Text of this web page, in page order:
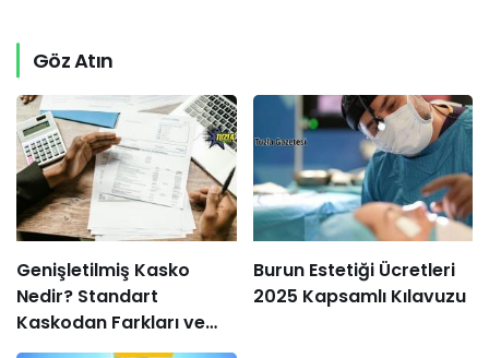
Göz Atın
Genişletilmiş Kasko
Nedir? Standart
Kaskodan Farkları ve
Avantajları Nelerdir?
Burun Estetiği Ücretleri
2025 Kapsamlı Kılavuzu